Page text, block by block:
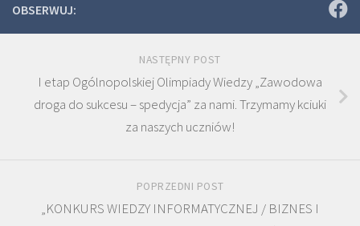
OBSERWUJ:
NASTĘPNY POST
I etap Ogólnopolskiej Olimpiady Wiedzy „Zawodowa
droga do sukcesu – spedycja” za nami. Trzymamy kciuki
za naszych uczniów!
POPRZEDNI POST
„KONKURS WIEDZY INFORMATYCZNEJ / BIZNES I